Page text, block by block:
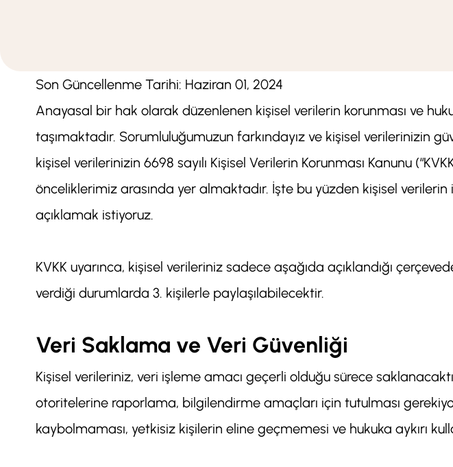
Son Güncellenme Tarihi: Haziran 01, 2024
Anayasal bir hak olarak düzenlenen kişisel verilerin korunması ve
taşımaktadır. Sorumluluğumuzun farkındayız ve kişisel verilerinizin
kişisel verilerinizin 6698 sayılı Kişisel Verilerin Korunması Kanunu
önceliklerimiz arasında yer almaktadır. İşte bu yüzden kişisel verilerin
açıklamak istiyoruz.
KVKK uyarınca, kişisel verileriniz sadece aşağıda açıklandığı
verdiği durumlarda 3. kişilerle paylaşılabilecektir.
Veri Saklama ve Veri Güvenliği
Kişisel verileriniz, veri işleme amacı geçerli olduğu sürece
otoritelerine raporlama, bilgilendirme amaçları için tutulması
kaybolmaması, yetkisiz kişilerin eline geçmemesi ve hukuka aykırı